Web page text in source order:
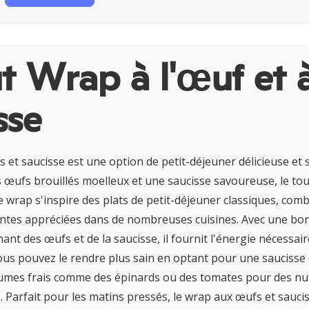
Wrap à l'œuf et
et saucisse est une option de petit-déjeuner délicieuse et
œufs brouillés moelleux et une saucisse savoureuse, le
wrap s'inspire des plats de petit-déjeuner classiques,
appréciées dans de nombreuses cuisines. Avec une
des œufs et de la saucisse, il fournit l'énergie
pouvez le rendre plus sain en optant pour une saucisse
frais comme des épinards ou des tomates pour des
Parfait pour les matins pressés, le wrap aux œufs et